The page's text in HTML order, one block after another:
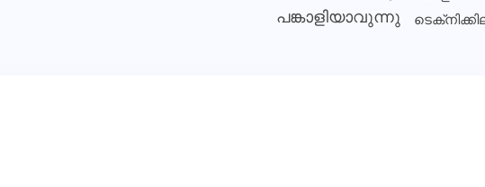
പങ്കാളിയാവുന്നു